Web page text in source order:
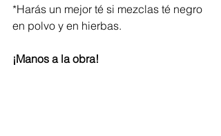
*Harás un mejor té si mezclas té negro
en polvo y en hierbas.
¡Manos a la obra!